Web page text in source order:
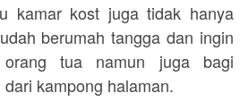
kamar kost juga tidak hanya
berumah tangga dan ingin
tua namun juga bagi
kampong halaman.